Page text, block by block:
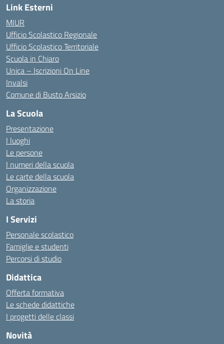
Link Esterni
MIUR
Ufficio Scolastico Regionale
Ufficio Scolastico Territoriale
Scuola in Chiaro
Unica – Iscrizioni On Line
Invalsi
Comune di Busto Arsizio
La Scuola
Presentazione
I luoghi
Le persone
I numeri della scuola
Le carte della scuola
Organizzazione
La storia
I Servizi
Personale scolastico
Famiglie e studenti
Percorsi di studio
Didattica
Offerta formativa
Le schede didattiche
I progetti delle classi
Novità